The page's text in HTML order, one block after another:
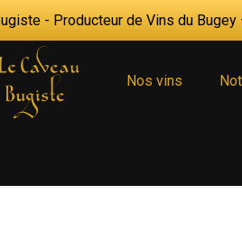
- Producteur de Vins du
Nos vins